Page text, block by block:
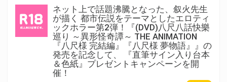
ネット上で話題沸騰となった、叙火先生
が描く 都市伝説をテーマとしたエロティ
ックホラー第2弾！『(DVD)八尺八話快樂
巡り ～異形怪奇譚～ THE ANIMATION
『八尺様 完結編』『八尺様 夢物語』』の
発売を記念して、 『直筆サイン入り台本
＆色紙』プレゼントキャンペーンを開
催！